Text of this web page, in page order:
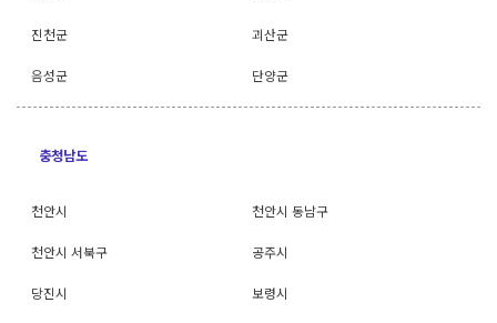
진천군 괴산군
음성군 단양군
충청남도
천안시 천안시 동남구
천안시 서북구 공주시
당진시 보령시